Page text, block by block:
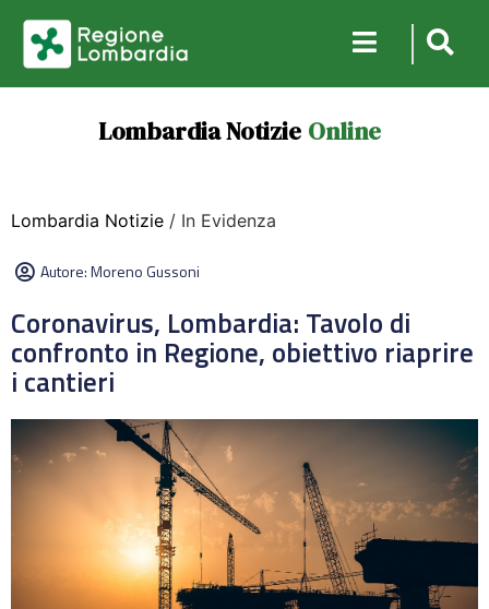
Lombardia Notizie Online
Lombardia Notizie / In Evidenza
Autore:Moreno Gussoni
Coronavirus, Lombardia: Tavolo di
confronto in Regione, obiettivo riaprire
i cantieri